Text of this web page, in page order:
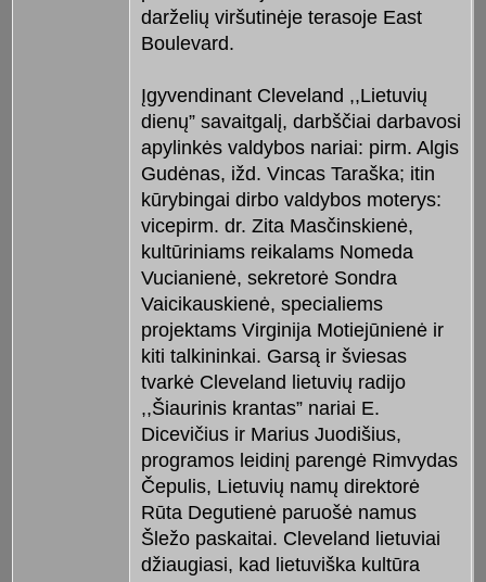
darželių viršutinėje terasoje East
Boulevard.
Įgyvendinant Cleveland ,,Lietuvių
dienų” savaitgalį, darbščiai darbavosi
apylinkės valdybos nariai: pirm. Algis
Gudėnas, ižd. Vincas Taraška; itin
kūrybingai dirbo valdybos moterys:
vicepirm. dr. Zita Masčinskienė,
kultūriniams reikalams Nomeda
Vucianienė, sekretorė Sondra
Vaicikauskienė, specialiems
projektams Virginija Motiejūnienė ir
kiti talkininkai. Garsą ir šviesas
tvarkė Cleveland lietuvių radijo
,,Šiaurinis krantas” nariai E.
Dicevičius ir Marius Juodišius,
programos leidinį parengė Rimvydas
Čepulis, Lietuvių namų direktorė
Rūta Degutienė paruošė namus
Šležo paskaitai. Cleveland lietuviai
džiaugiasi, kad lietuviška kultūra